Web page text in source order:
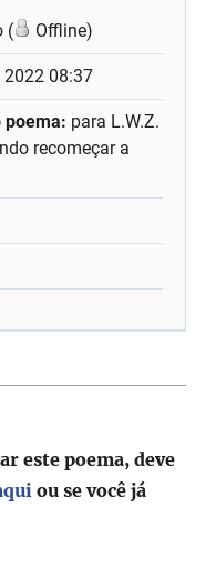
( Offline)
2022 08:37
poema: para L.W.Z.
recomeçar a
este poema, deve
ou se você já